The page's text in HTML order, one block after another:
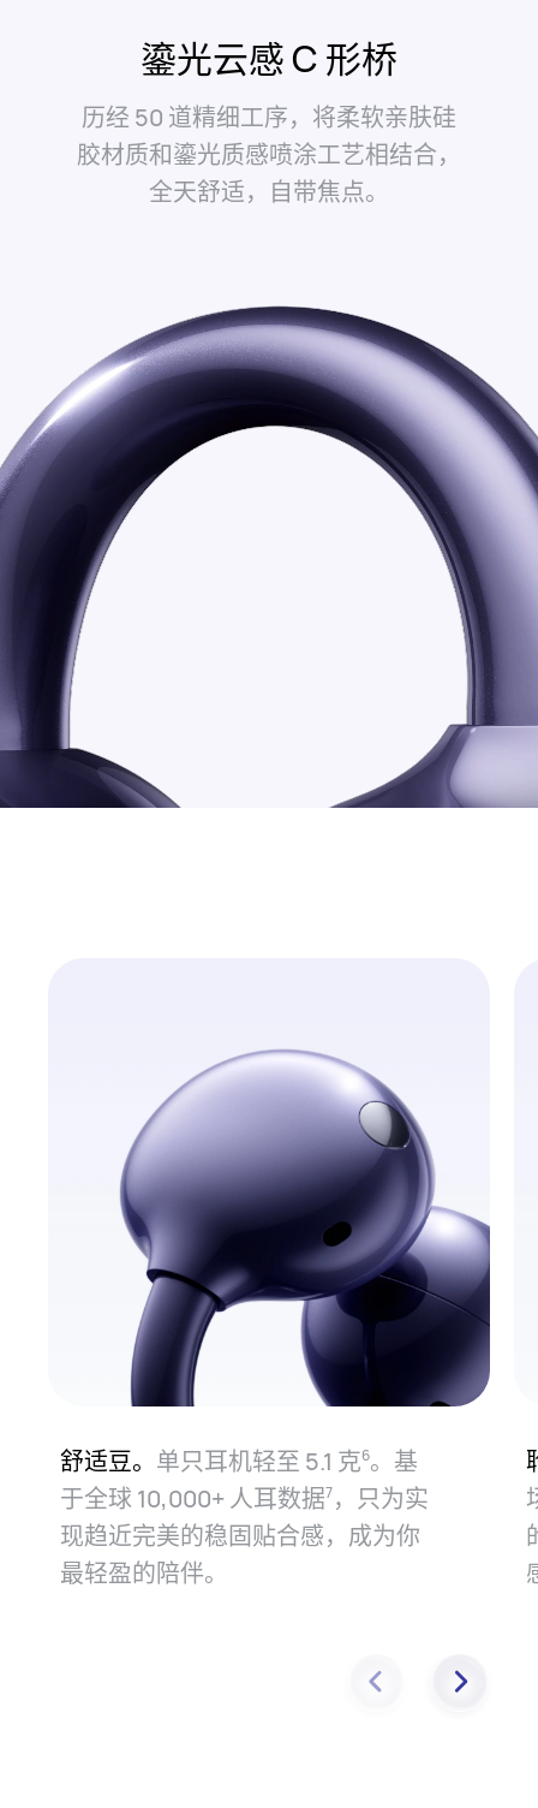
鎏光云感 C 形⁠桥
历经 50 道精细工序，将柔软亲肤硅
胶材质和鎏光质感喷涂工艺相结合，
全天舒适，自带焦⁠点。
舒适豆。 单只耳机轻至 5.1 克⁠6。基
于全球 10,000+ 人耳数据⁠7，只为实
现趋近完美的稳固贴合感，成为你
最轻盈的陪⁠伴。